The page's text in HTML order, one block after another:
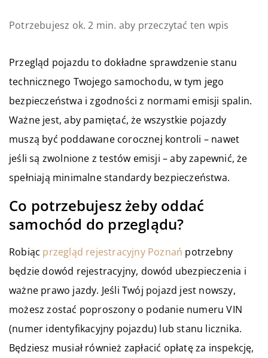
Potrzebujesz ok. 2 min. aby przeczytać ten wpis
Przegląd pojazdu to dokładne sprawdzenie stanu
technicznego Twojego samochodu, w tym jego
bezpieczeństwa i zgodności z normami emisji spalin.
Ważne jest, aby pamiętać, że wszystkie pojazdy
muszą być poddawane corocznej kontroli – nawet
jeśli są zwolnione z testów emisji – aby zapewnić, że
spełniają minimalne standardy bezpieczeństwa.
Co potrzebujesz żeby oddać
samochód do przeglądu?
Robiąc przegląd rejestracyjny Poznań potrzebny
będzie dowód rejestracyjny, dowód ubezpieczenia i
ważne prawo jazdy. Jeśli Twój pojazd jest nowszy,
możesz zostać poproszony o podanie numeru VIN
(numer identyfikacyjny pojazdu) lub stanu licznika.
Będziesz musiał również zapłacić opłatę za inspekcję,